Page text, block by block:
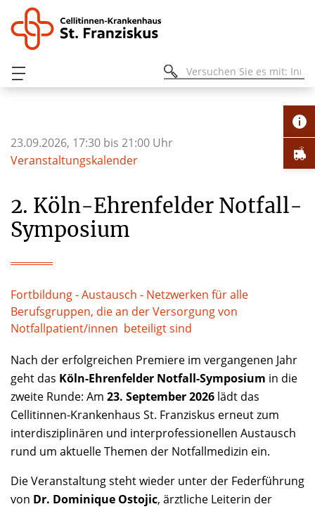
Veranstaltungskalender
23.09.2026, 17:30 bis 21:00 Uhr
2. Köln-Ehrenfelder Notfall-
Symposium
Fortbildung - Austausch - Netzwerken für alle
Berufsgruppen, die an der Versorgung von
Notfallpatient/innen beteiligt sind
Nach der erfolgreichen Premiere im vergangenen Jahr
geht das Köln-Ehrenfelder Notfall-Symposium in die
zweite Runde: Am 23. September 2026 lädt das
Cellitinnen-Krankenhaus St. Franziskus erneut zum
interdisziplinären und interprofessionellen Austausch
rund um aktuelle Themen der Notfallmedizin ein.
Die Veranstaltung steht wieder unter der Federführung
von Dr. Dominique Ostojic, ärztliche Leiterin der